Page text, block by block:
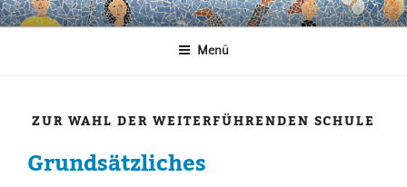
Zum
InhaltWIESBACHSCHULE
Menü
ZUR WAHL DER WEITERFÜHRENDEN SCHULE
Grundsätzliches